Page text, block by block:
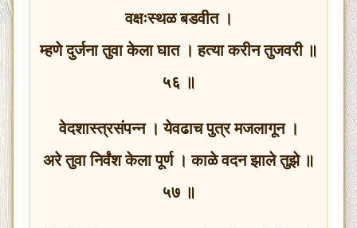
वक्षःस्थळ बडवीत ।
म्हणे दुर्जना तुवा केला घात । हत्या करीन तुजवरी ॥
५६ ॥
वेदशास्त्रसंपन्न । येवढाच पुत्र मजलागून ।
अरे तुवा निर्वंश केला पूर्ण । काळे वदन झाले तुझे ॥
५७ ॥